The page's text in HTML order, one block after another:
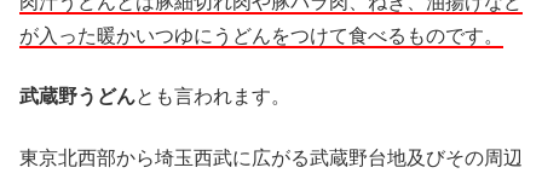
が入った暖かいつゆにうどんをつけて食べるものです。
武蔵野うどんとも言われます。
東京北西部から埼玉西武に広がる武蔵野台地及びその周辺